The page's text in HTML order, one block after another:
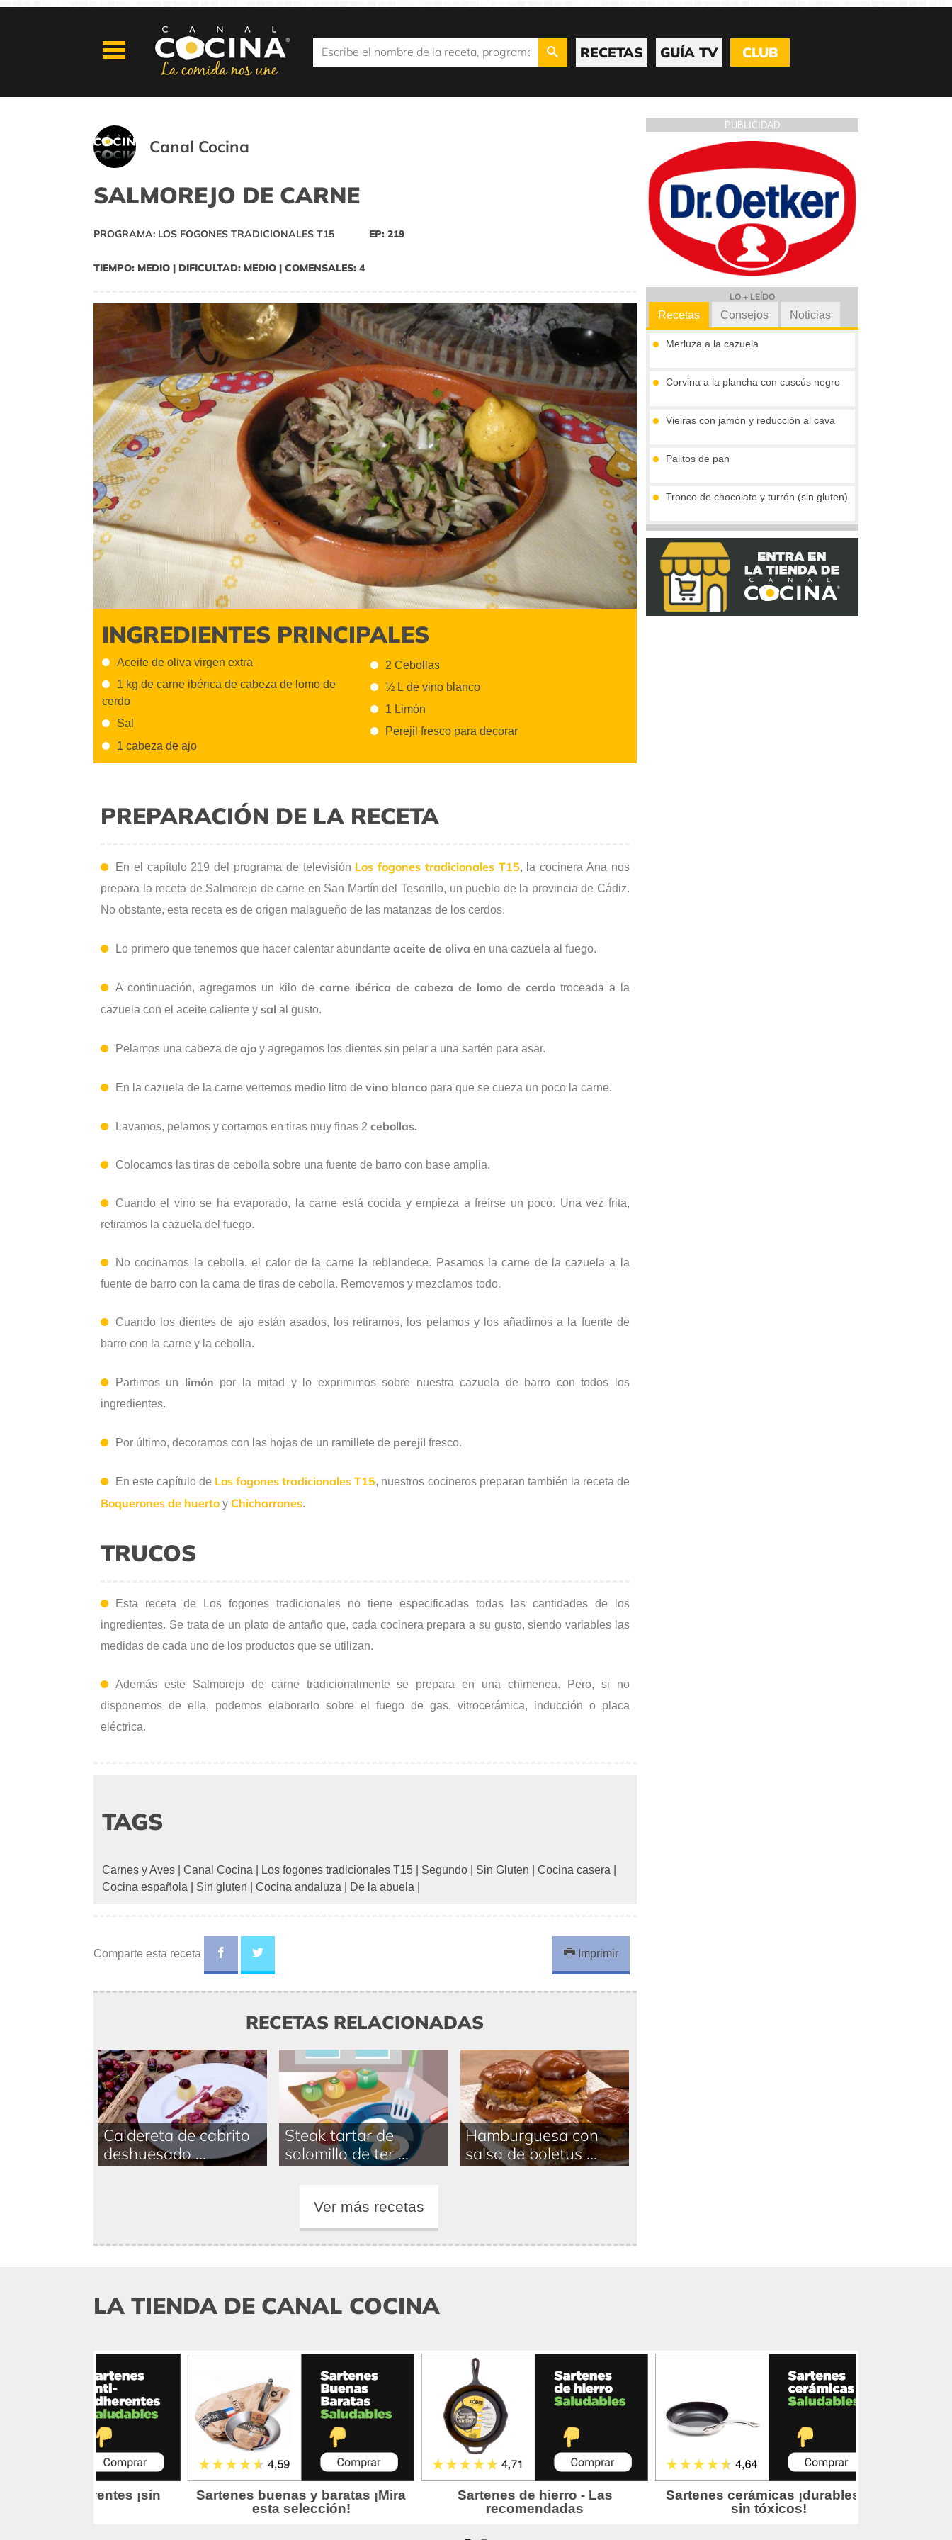
RECETAS GUÍA TV CLUB
Canal Cocina
SALMOREJO DE CARNE
PROGRAMA: LOS FOGONES TRADICIONALES T15 EP: 219
TIEMPO: MEDIO | DIFICULTAD: MEDIO | COMENSALES: 4
INGREDIENTES PRINCIPALES
Aceite de oliva virgen extra
1 kg de carne ibérica de cabeza de lomo de
cerdo
Sal
1 cabeza de ajo
2 Cebollas
½ L de vino blanco
1 Limón
Perejil fresco para decorar
PREPARACIÓN DE LA RECETA
En el capítulo 219 del programa de televisión Los fogones tradicionales T15, la cocinera Ana nos
prepara la receta de Salmorejo de carne en San Martín del Tesorillo, un pueblo de la provincia de Cádiz.
No obstante, esta receta es de origen malagueño de las matanzas de los cerdos.
Lo primero que tenemos que hacer calentar abundante aceite de oliva en una cazuela al fuego.
A continuación, agregamos un kilo de carne ibérica de cabeza de lomo de cerdotroceada a la
cazuela con el aceite caliente y sal al gusto.
Pelamos una cabeza de ajo y agregamos los dientes sin pelar a una sartén para asar.
En la cazuela de la carne vertemos medio litro de vino blanco para que se cueza un poco la carne.
Lavamos, pelamos y cortamos en tiras muy finas 2 cebollas.
Colocamos las tiras de cebolla sobre una fuente de barro con base amplia.
Cuando el vino se ha evaporado, la carne está cocida y empieza a freírse un poco. Una vez frita,
retiramos la cazuela del fuego.
No cocinamos la cebolla, el calor de la carne la reblandece. Pasamos la carne de la cazuela a la
fuente de barro con la cama de tiras de cebolla. Removemos y mezclamos todo.
Cuando los dientes de ajo están asados, los retiramos, los pelamos y los añadimos a la fuente de
barro con la carne y la cebolla.
Partimos un limón por la mitad y lo exprimimos sobre nuestra cazuela de barro con todos los
ingredientes.
Por último, decoramos con las hojas de un ramillete de perejil fresco.
En este capítulo de Los fogones tradicionales T15, nuestros cocineros preparan también la receta de
Boquerones de huerto y Chicharrones.
TRUCOS
Esta receta de Los fogones tradicionales no tiene especificadas todas las cantidades de los
ingredientes. Se trata de un plato de antaño que, cada cocinera prepara a su gusto, siendo variables las
medidas de cada uno de los productos que se utilizan.
Además este Salmorejo de carne tradicionalmente se prepara en una chimenea. Pero, si no
disponemos de ella, podemos elaborarlo sobre el fuego de gas, vitrocerámica, inducción o placa
eléctrica.
TAGS
Carnes y Aves Canal Cocina Los fogones tradicionales T15 Segundo Sin Gluten Cocina casera
Cocina española
Sin gluten Cocina andaluza De la abuela
Comparte esta receta Imprimir
RECETAS RELACIONADAS
Caldereta de cabrito
deshuesado ...
Steak tartar de
solomillo de ter ...
Hamburguesa con
salsa de boletus ...
Ver más recetas
PUBLICIDAD
LO + LEÍDO
Recetas
Merluza a la cazuela
Corvina a la plancha con cuscús negro
Vieiras con jamón y reducción al cava
Palitos de pan
Tronco de chocolate y turrón (sin gluten)
Compota de mango
Consejos Noticias
LA TIENDA DE CANAL COCINA